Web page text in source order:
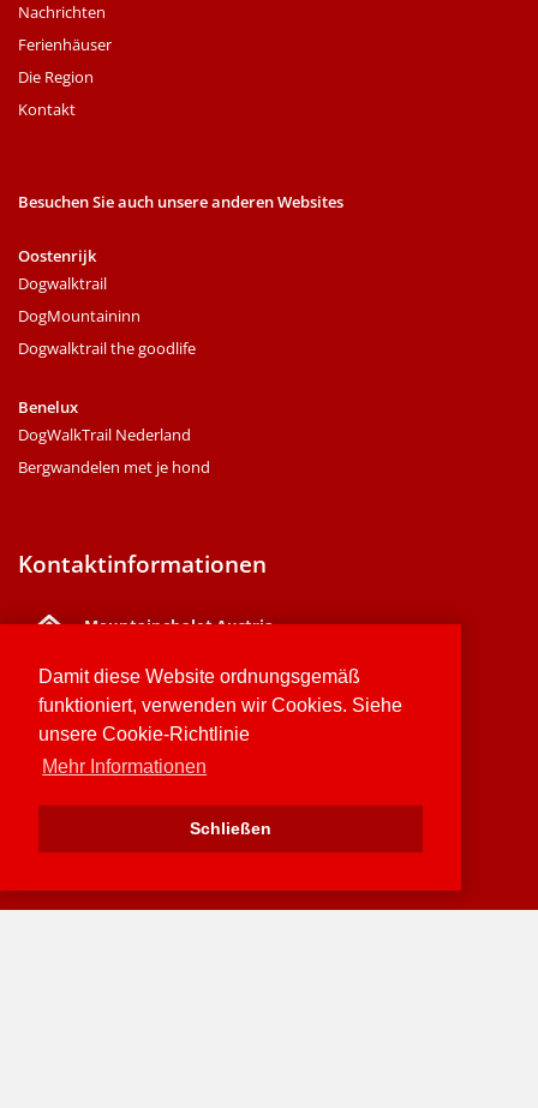
Damit diese Website ordnungsgemäß
funktioniert, verwenden wir Cookies. Siehe
unsere Cookie-Richtlinie
Mehr Informationen
Schließen
Kontaktinformationen
Mountainchalet Austria
Beheerders Bianca & Francois
+43 6767 601022
Nachrichten
Ferienhäuser
Die Region
Kontakt
Besuchen Sie auch unsere anderen Websites
Oostenrijk
Dogwalktrail
DogMountaininn
Dogwalktrail the goodlife
Benelux
DogWalkTrail Nederland
Bergwandelen met je hond